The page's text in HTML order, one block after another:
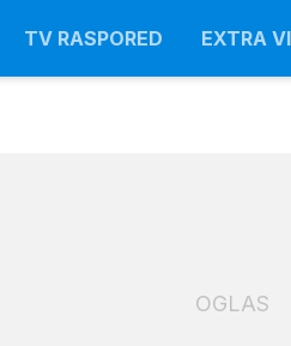
TV RASPORED EXTRA
OGLAS